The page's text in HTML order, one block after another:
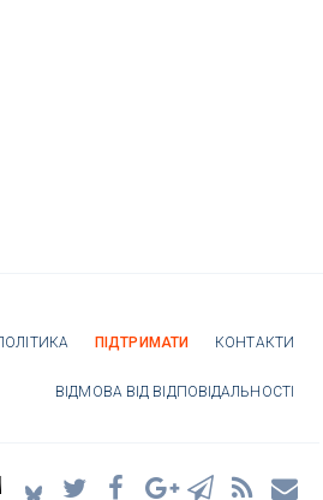
ПІДТРИМАТИ КОНТАКТИ
ВІДМОВА ВІД ВІДПОВІДАЛЬНОСТІ